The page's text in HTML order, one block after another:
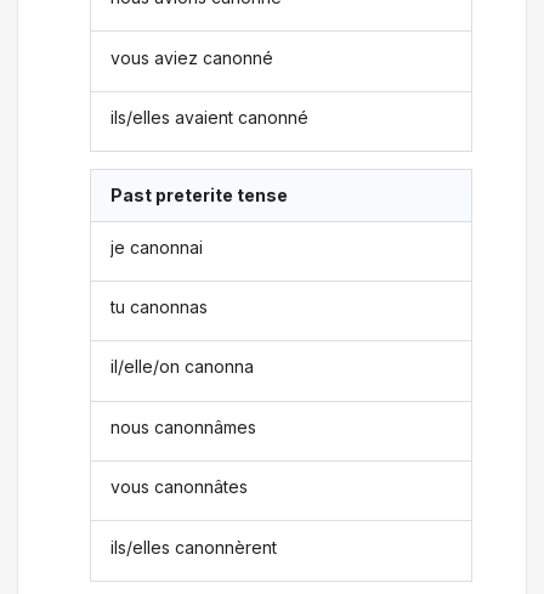
vous aviez canonné
ils/elles avaient canonné
Past preterite tense
je canonnai
tu canonnas
il/elle/on canonna
nous canonnâmes
vous canonnâtes
ils/elles canonnèrent